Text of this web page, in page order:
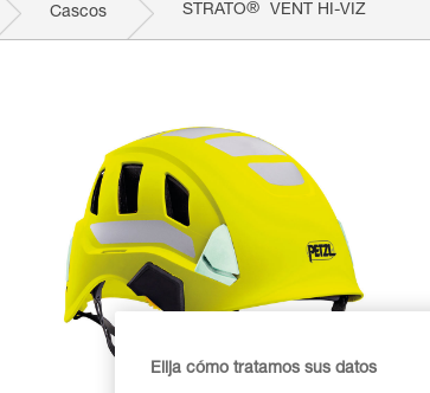
Cascos STRATO® VENT HI-VIZ
Elija cómo tratamos sus datos